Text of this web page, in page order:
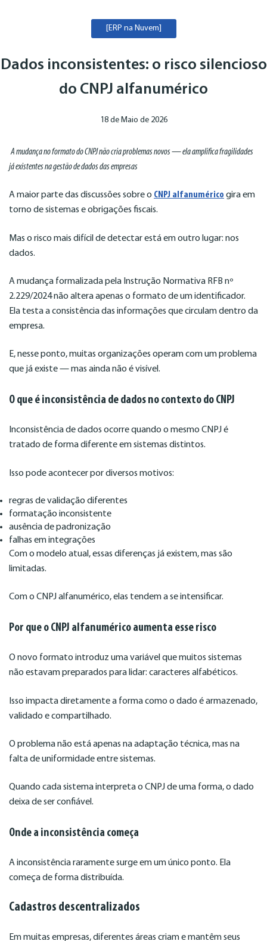
[ERP na Nuvem]
Dados inconsistentes: o risco silencioso
do CNPJ alfanumérico
18 de Maio de 2026
A mudança no formato do CNPJ não cria problemas novos — ela amplifica fragilidades
já existentes na gestão de dados das empresas
A maior parte das discussões sobre o CNPJ alfanumérico gira em
torno de sistemas e obrigações fiscais.
Mas o risco mais difícil de detectar está em outro lugar: nos
dados.
A mudança formalizada pela Instrução Normativa RFB nº
2.229/2024 não altera apenas o formato de um identificador.
Ela testa a consistência das informações que circulam dentro da
empresa.
E, nesse ponto, muitas organizações operam com um problema
que já existe — mas ainda não é visível.
O que é inconsistência de dados no contexto do CNPJ
Inconsistência de dados ocorre quando o mesmo CNPJ é
tratado de forma diferente em sistemas distintos.
Isso pode acontecer por diversos motivos:
regras de validação diferentes
formatação inconsistente
ausência de padronização
falhas em integrações
Com o modelo atual, essas diferenças já existem, mas são
limitadas.
Com o CNPJ alfanumérico, elas tendem a se intensificar.
Por que o CNPJ alfanumérico aumenta esse risco
O novo formato introduz uma variável que muitos sistemas
não estavam preparados para lidar: caracteres alfabéticos.
Isso impacta diretamente a forma como o dado é armazenado,
validado e compartilhado.
O problema não está apenas na adaptação técnica, mas na
falta de uniformidade entre sistemas.
Quando cada sistema interpreta o CNPJ de uma forma, o dado
deixa de ser confiável.
Onde a inconsistência começa
A inconsistência raramente surge em um único ponto. Ela
começa de forma distribuída.
Cadastros descentralizados
Em muitas empresas, diferentes áreas criam e mantêm seus